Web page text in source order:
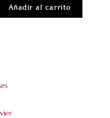
Añadir al carrito